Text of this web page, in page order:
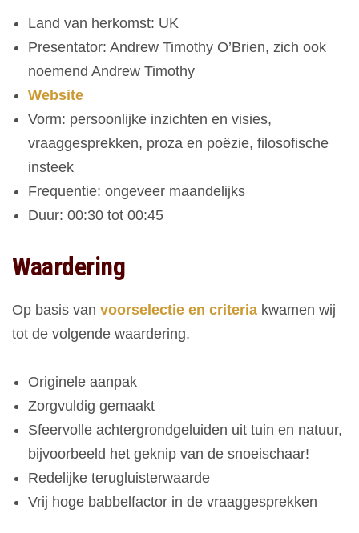
Land van herkomst: UK
Presentator: Andrew Timothy O’Brien, zich ook
noemend Andrew Timothy
Website
Vorm: persoonlijke inzichten en visies,
vraaggesprekken, proza en poëzie, filosofische
insteek
Frequentie: ongeveer maandelijks
Duur: 00:30 tot 00:45
Waardering
Op basis van voorselectie en criteria kwamen wij
tot de volgende waardering.
Originele aanpak
Zorgvuldig gemaakt
Sfeervolle achtergrondgeluiden uit tuin en natuur,
bijvoorbeeld het geknip van de snoeischaar!
Redelijke terugluisterwaarde
Vrij hoge babbelfactor in de vraaggesprekken